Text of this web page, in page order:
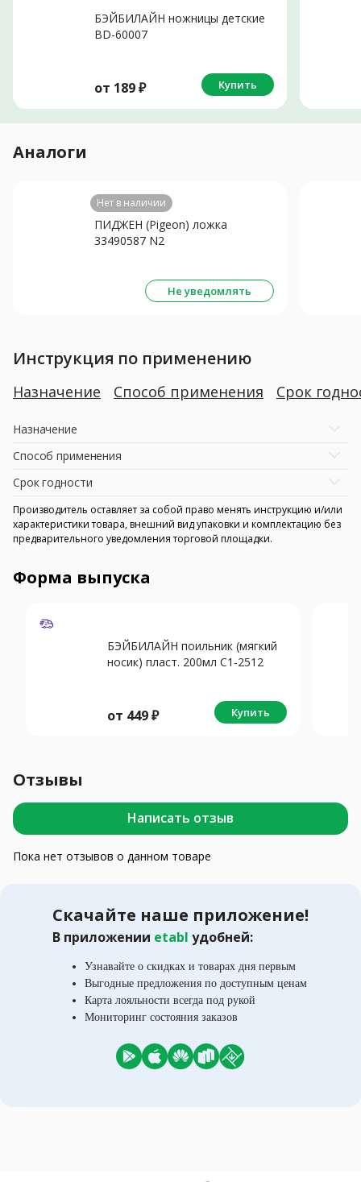
БЭЙБИЛАЙН ножницы детские
BD-60007
от 189₽ Купить
Аналоги
Нет в наличии
ПИДЖЕН (Pigeon) ложка
33490587 N2
Не уведомлять
Инструкция по применению
Назначение Способ применения Срок
Назначение
Способ применения
Срок годности
Производитель оставляет за собой право менять инструкцию и/или
характеристики товара, внешний вид упаковки и комплектацию без
предварительного уведомления торговой площадки.
Форма выпуска
БЭЙБИЛАЙН поильник (мягкий
носик) пласт. 200мл C1-2512
от 449₽ Купить
Отзывы
Написать отзыв
Пока нет отзывов о данном товаре
Скачайте наше приложение!
В приложении etabl удобней:
Узнавайте о скидках и товарах дня первым
Выгодные предложения по доступным ценам
Карта лояльности всегда под рукой
Мониторинг состояния заказов